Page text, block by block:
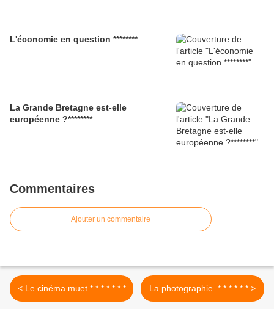
L'économie en question ********
La Grande Bretagne est-elle
européenne ?********
Commentaires
Ajouter un commentaire
< Le cinéma muet.* * * * * * * La photographie. * * * * * * >